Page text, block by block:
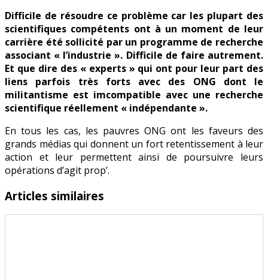
Difficile de résoudre ce problème car les plupart des
scientifiques compétents ont à un moment de leur
carrière été sollicité par un programme de recherche
associant « l’industrie ». Difficile de faire autrement.
Et que dire des « experts » qui ont pour leur part des
liens parfois très forts avec des ONG dont le
militantisme est imcompatible avec une recherche
scientifique réellement « indépendante ».
En tous les cas, les pauvres ONG ont les faveurs des
grands médias qui donnent un fort retentissement à leur
action et leur permettent ainsi de poursuivre leurs
opérations d’agit prop’.
Articles similaires